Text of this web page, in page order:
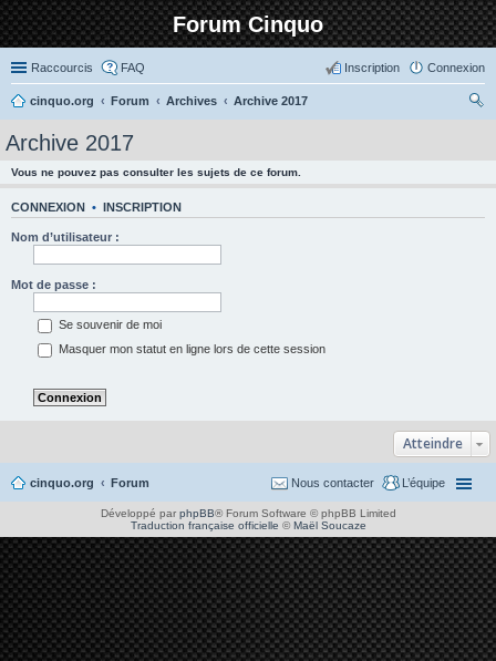
Forum Cinquo
Raccourcis FAQ Connexion
Inscription
cinquo.org Forum Archives
Archive 2017
Archive 2017
Vous ne pouvez pas consulter les sujets de ce forum.
CONNEXION • INSCRIPTION
Nom d’utilisateur :
Mot de passe :
Se souvenir de moi
Masquer mon statut en ligne lors de cette session
Atteindre
cinquo.org Forum L’équipe
Nous contacter
Développé par phpBB® Forum Software © phpBB Limited
Traduction française officielle ©Maël Soucaze